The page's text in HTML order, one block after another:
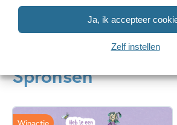
Ja, ik accepteer
Zelf instellen
Artikelen over Elisa
Spronsen
Winactie